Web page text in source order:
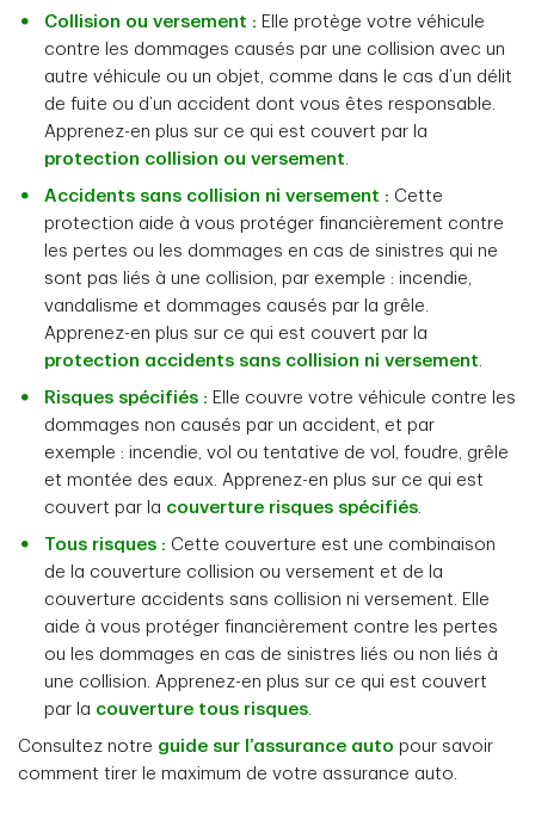
Collision ou versement : Elle protège votre véhicule
contre les dommages causés par une collision avec un
autre véhicule ou un objet, comme dans le cas d’un délit
de fuite ou d’un accident dont vous êtes responsable.
Apprenez-en plus sur ce qui est couvert par la
protection collision ou versement.
Accidents sans collision ni versement : Cette
protection aide à vous protéger financièrement contre
les pertes ou les dommages en cas de sinistres qui ne
sont pas liés à une collision, par exemple : incendie,
vandalisme et dommages causés par la grêle.
Apprenez-en plus sur ce qui est couvert par la
protection accidents sans collision ni versement.
Risques spécifiés : Elle couvre votre véhicule contre les
dommages non causés par un accident, et par
exemple : incendie, vol ou tentative de vol, foudre, grêle
et montée des eaux. Apprenez-en plus sur ce qui est
couvert par la couverture risques spécifiés.
Tous risques : Cette couverture est une combinaison
de la couverture collision ou versement et de la
couverture accidents sans collision ni versement. Elle
aide à vous protéger financièrement contre les pertes
ou les dommages en cas de sinistres liés ou non liés à
une collision. Apprenez-en plus sur ce qui est couvert
par la couverture tous risques.
Consultez notre guide sur l’assurance auto pour savoir
comment tirer le maximum de votre assurance auto.